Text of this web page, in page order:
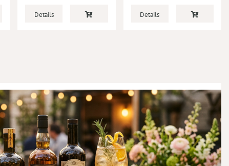
Details Details